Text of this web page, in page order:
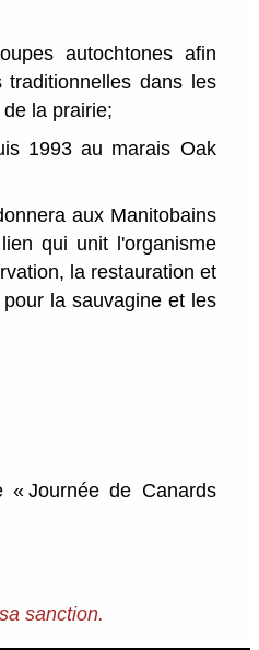
autochtones afin
dans les
la prairie;
1993 au marais Oak
aux Manitobains
qui unit l'organisme
la restauration et
la sauvagine et les
Journée de Canards
sanction.